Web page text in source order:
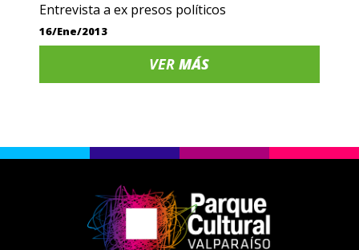
Entrevista a ex presos políticos
16/Ene/2013
VERMÁS